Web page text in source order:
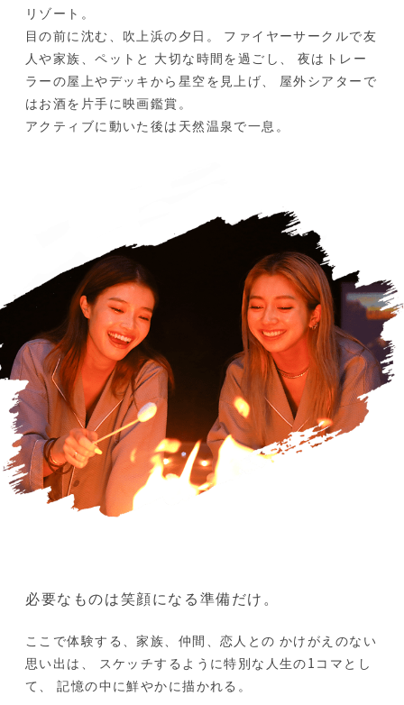
リゾート。
目の前に沈む、吹上浜の夕日。 ファイヤーサークルで友
人や家族、ペットと 大切な時間を過ごし、 夜はトレー
ラーの屋上やデッキから星空を見上げ、 屋外シアターで
はお酒を片手に映画鑑賞。
アクティブに動いた後は天然温泉で一息。
必要なものは笑顔になる準備だけ。
ここで体験する、家族、仲間、恋人とのかけがえのない
思い出は、
スケッチするように特別な人生の1コマとし
て、記憶の中に鮮やかに描かれる。